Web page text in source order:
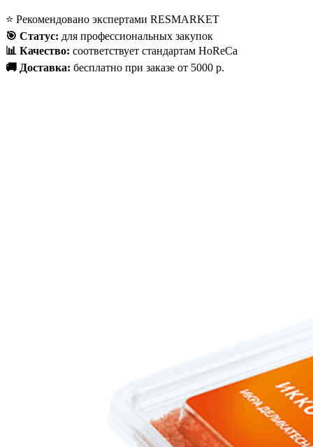
⭐ Рекомендовано экспертами RESMARKET
🎯 Статус: для профессиональных закупок
📊 Качество: соответствует стандартам HoReCa
🚚 Доставка: бесплатно при заказе от 5000 р.